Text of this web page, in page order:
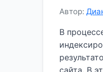
Автор:
В
сайта. В